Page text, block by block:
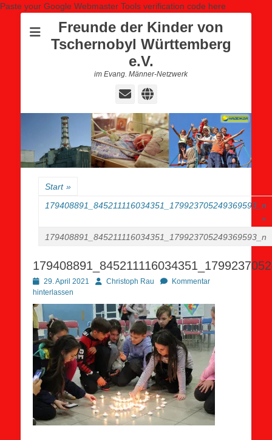
Paste your Google Webmaster Tools verification code here
Freunde der Kinder von
Tschernobyl Württemberg
e.V.
im Evang. Männer-Netzwerk
E-
Website
Start »
179408891_845211116034351_179923705249369593_n
»
179408891_845211116034351_179923705249369593_n
Posted
on
29. April 2021 AutorChristoph Rau
Kommentar
hinterlassen